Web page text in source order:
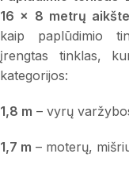
16 × 8 metrų
kaip paplūdimio
įrengtas tinklas,
kategorijos:
1,8 m – vyrų
1,7 m – moterų,